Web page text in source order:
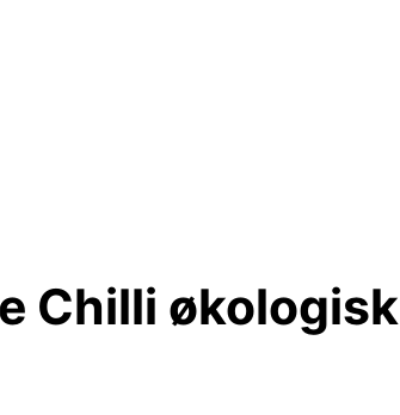
Chilli økologisk